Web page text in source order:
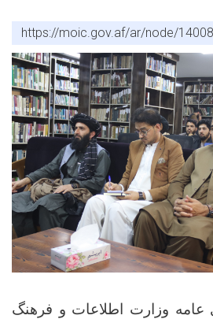
https://moic.gov.af/ar/node/14008
عامه وزارت اطلاعات و فرهنگ